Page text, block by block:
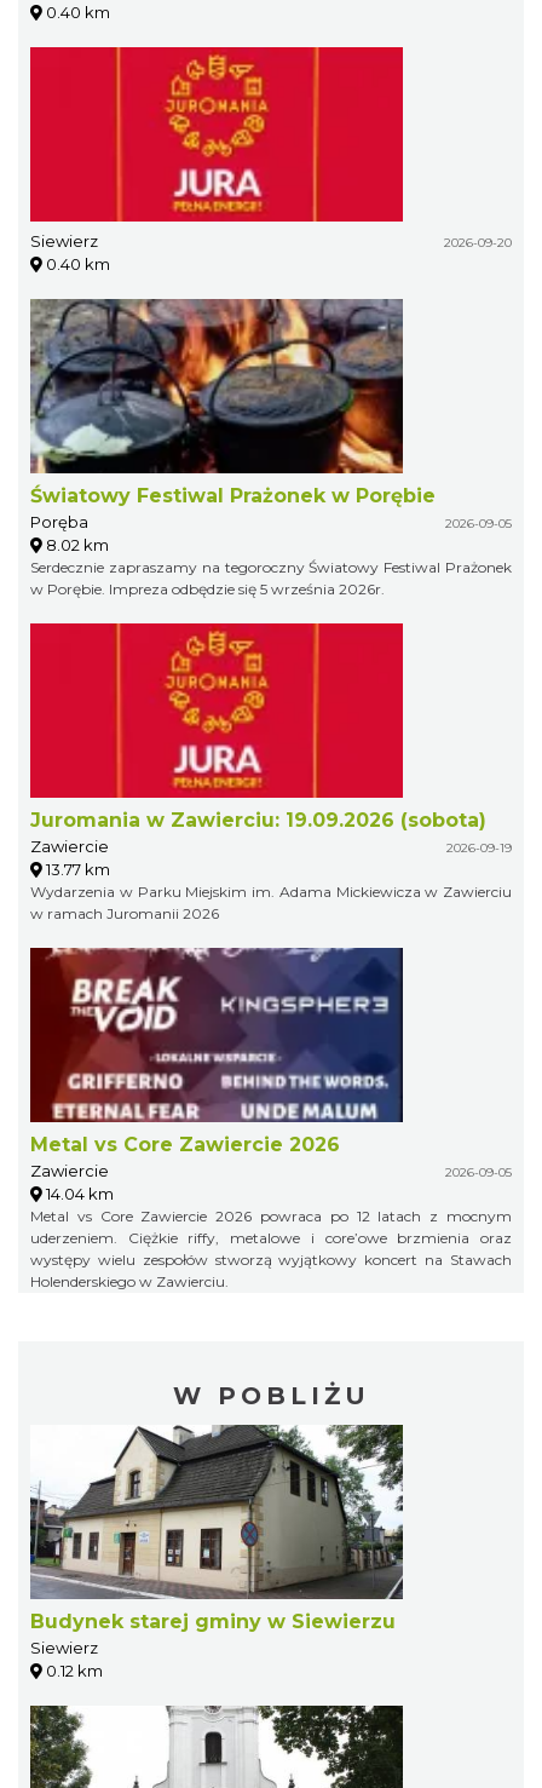
0.40 km
Siewierz 2026-09-20
0.40 km
Światowy Festiwal Prażonek w Porębie
Poręba 2026-09-05
8.02 km
Serdecznie zapraszamy na tegoroczny Światowy Festiwal Prażonek
w Porębie. Impreza odbędzie się 5 września 2026r.
Juromania w Zawierciu: 19.09.2026 (sobota)
Zawiercie 2026-09-19
13.77 km
Wydarzenia w Parku Miejskim im. Adama Mickiewicza w Zawierciu
w ramach Juromanii 2026
Metal vs Core Zawiercie 2026
Zawiercie 2026-09-05
14.04 km
Metal vs Core Zawiercie 2026 powraca po 12 latach z mocnym
uderzeniem. Ciężkie riffy, metalowe i core’owe brzmienia oraz
występy wielu zespołów stworzą wyjątkowy koncert na Stawach
Holenderskiego w Zawierciu.
W POBLIŻU
Budynek starej gminy w Siewierzu
Siewierz
0.12 km